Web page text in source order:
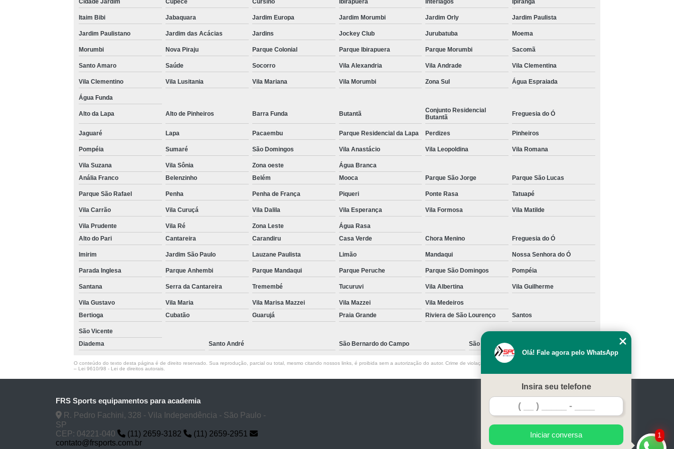
Venda Equipamentos para Academia de Idosos
Venda Equipamentos para Academia de Studio de Personal Trainer
Itaim Bibi Jabaquara Jardim Europa Jardim Morumbi Jardim Orly Jardim Paulista
Jardim Paulistano Jardim das Acácias Jardins Jockey Club Jurubatuba Moema
Morumbi Nova Piraju Parque Colonial Parque Ibirapuera Parque Morumbi Sacomã
Santo Amaro Saúde Socorro Vila Alexandria Vila Andrade Vila Clementina
Vila Clementino Vila Lusitania Vila Mariana Vila Morumbi Zona Sul Água Espraiada
Água Funda
Alto da Lapa Alto de Pinheiros Barra Funda Butantã
Conjunto Residencial
Butantã
Freguesia do Ó
Jaguaré Lapa Pacaembu Parque Residencial da Lapa Perdizes Pinheiros
Pompéia Sumaré São Domingos Vila Anastácio Vila Leopoldina Vila Romana
Vila Suzana Vila Sônia Zona oeste
Água Branca
Anália Franco
Belenzinho Belém Mooca Parque São Jorge Parque São Lucas
Parque São Rafael Penha Penha de França Piqueri Ponte Rasa Tatuapé
Vila Carrão Vila Curuçá Vila Dalila Vila Esperança Vila Formosa Vila Matilde
Vila Prudente Vila Ré Zona Leste
Água Rasa
Alto do Pari
Cantareira Carandiru Casa Verde Chora Menino Freguesia do Ó
Imirim Jardim São Paulo Lauzane Paulista Limão Mandaqui Nossa Senhora do Ó
Parada Inglesa Parque Anhembi Parque Mandaqui Parque Peruche Parque São Domingos Pompéia
Santana Serra da Cantareira Tremembé Tucuruvi Vila Albertina Vila Guilherme
Vila Gustavo Vila Maria Vila Marisa Mazzei Vila Mazzei
Vila Medeiros
Bertioga
Cubatão Guarujá Praia Grande Riviera de São Lourenço Santos
São Vicente
Diadema
Santo André São Bernardo do Campo São Caetano do Sul
O conteúdo do texto desta página é de direito reservado. Sua reprodução, parcial ou total, mesmo citando nossos links, é proibida sem a autorização do autor. Crime de violação de direito autoral – artigo 184 do Código Penal
– Lei 9610/98 - Lei de direitos autorais.
FRS Sports equipamentos para academia
R. Pedro Fachini, 328 - Vila Independência - São Paulo -
SP
CEP: 04221-040
(11) 2659-3182
(11) 2659-2951
contato@frsports.com.br
Serviços
1
Olá! Fale agora pelo WhatsApp
Insira seu telefone
Iniciar conversa